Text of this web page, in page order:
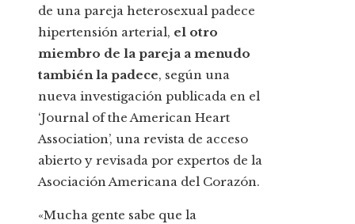
de una pareja heterosexual padece
hipertensión arterial, el otro
miembro de la pareja a menudo
también la padece, según una
nueva investigación publicada en el
‘Journal of the American Heart
Association’, una revista de acceso
abierto y revisada por expertos de la
Asociación Americana del Corazón.
«Mucha gente sabe que la